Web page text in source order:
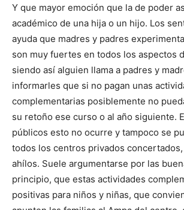
Y que mayor emoción que la de poder
académico de una hija o un hijo. Los
ayuda que madres y padres
son muy fuertes en todos los aspectos
siendo así alguien llama a padres y
informarles que si no pagan unas
complementarias posiblemente no
su retoño ese curso o al año siguiente.
públicos esto no ocurre y tampoco se
todos los centros privados
ahílos. Suele argumentarse por las
principio, que estas actividades
positivas para niños y niñas, que